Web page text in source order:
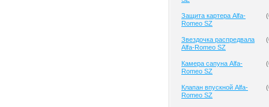
Защита картера Alfa-
Romeo SZ
(
Звездочка распредвала
Alfa-Romeo SZ
(
Камера сапуна Alfa-
Romeo SZ
(
Клапан впускной Alfa-
Romeo SZ
(